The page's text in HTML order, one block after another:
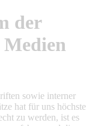
der
sowie interner
hat für uns höchste
zu werden, ist es